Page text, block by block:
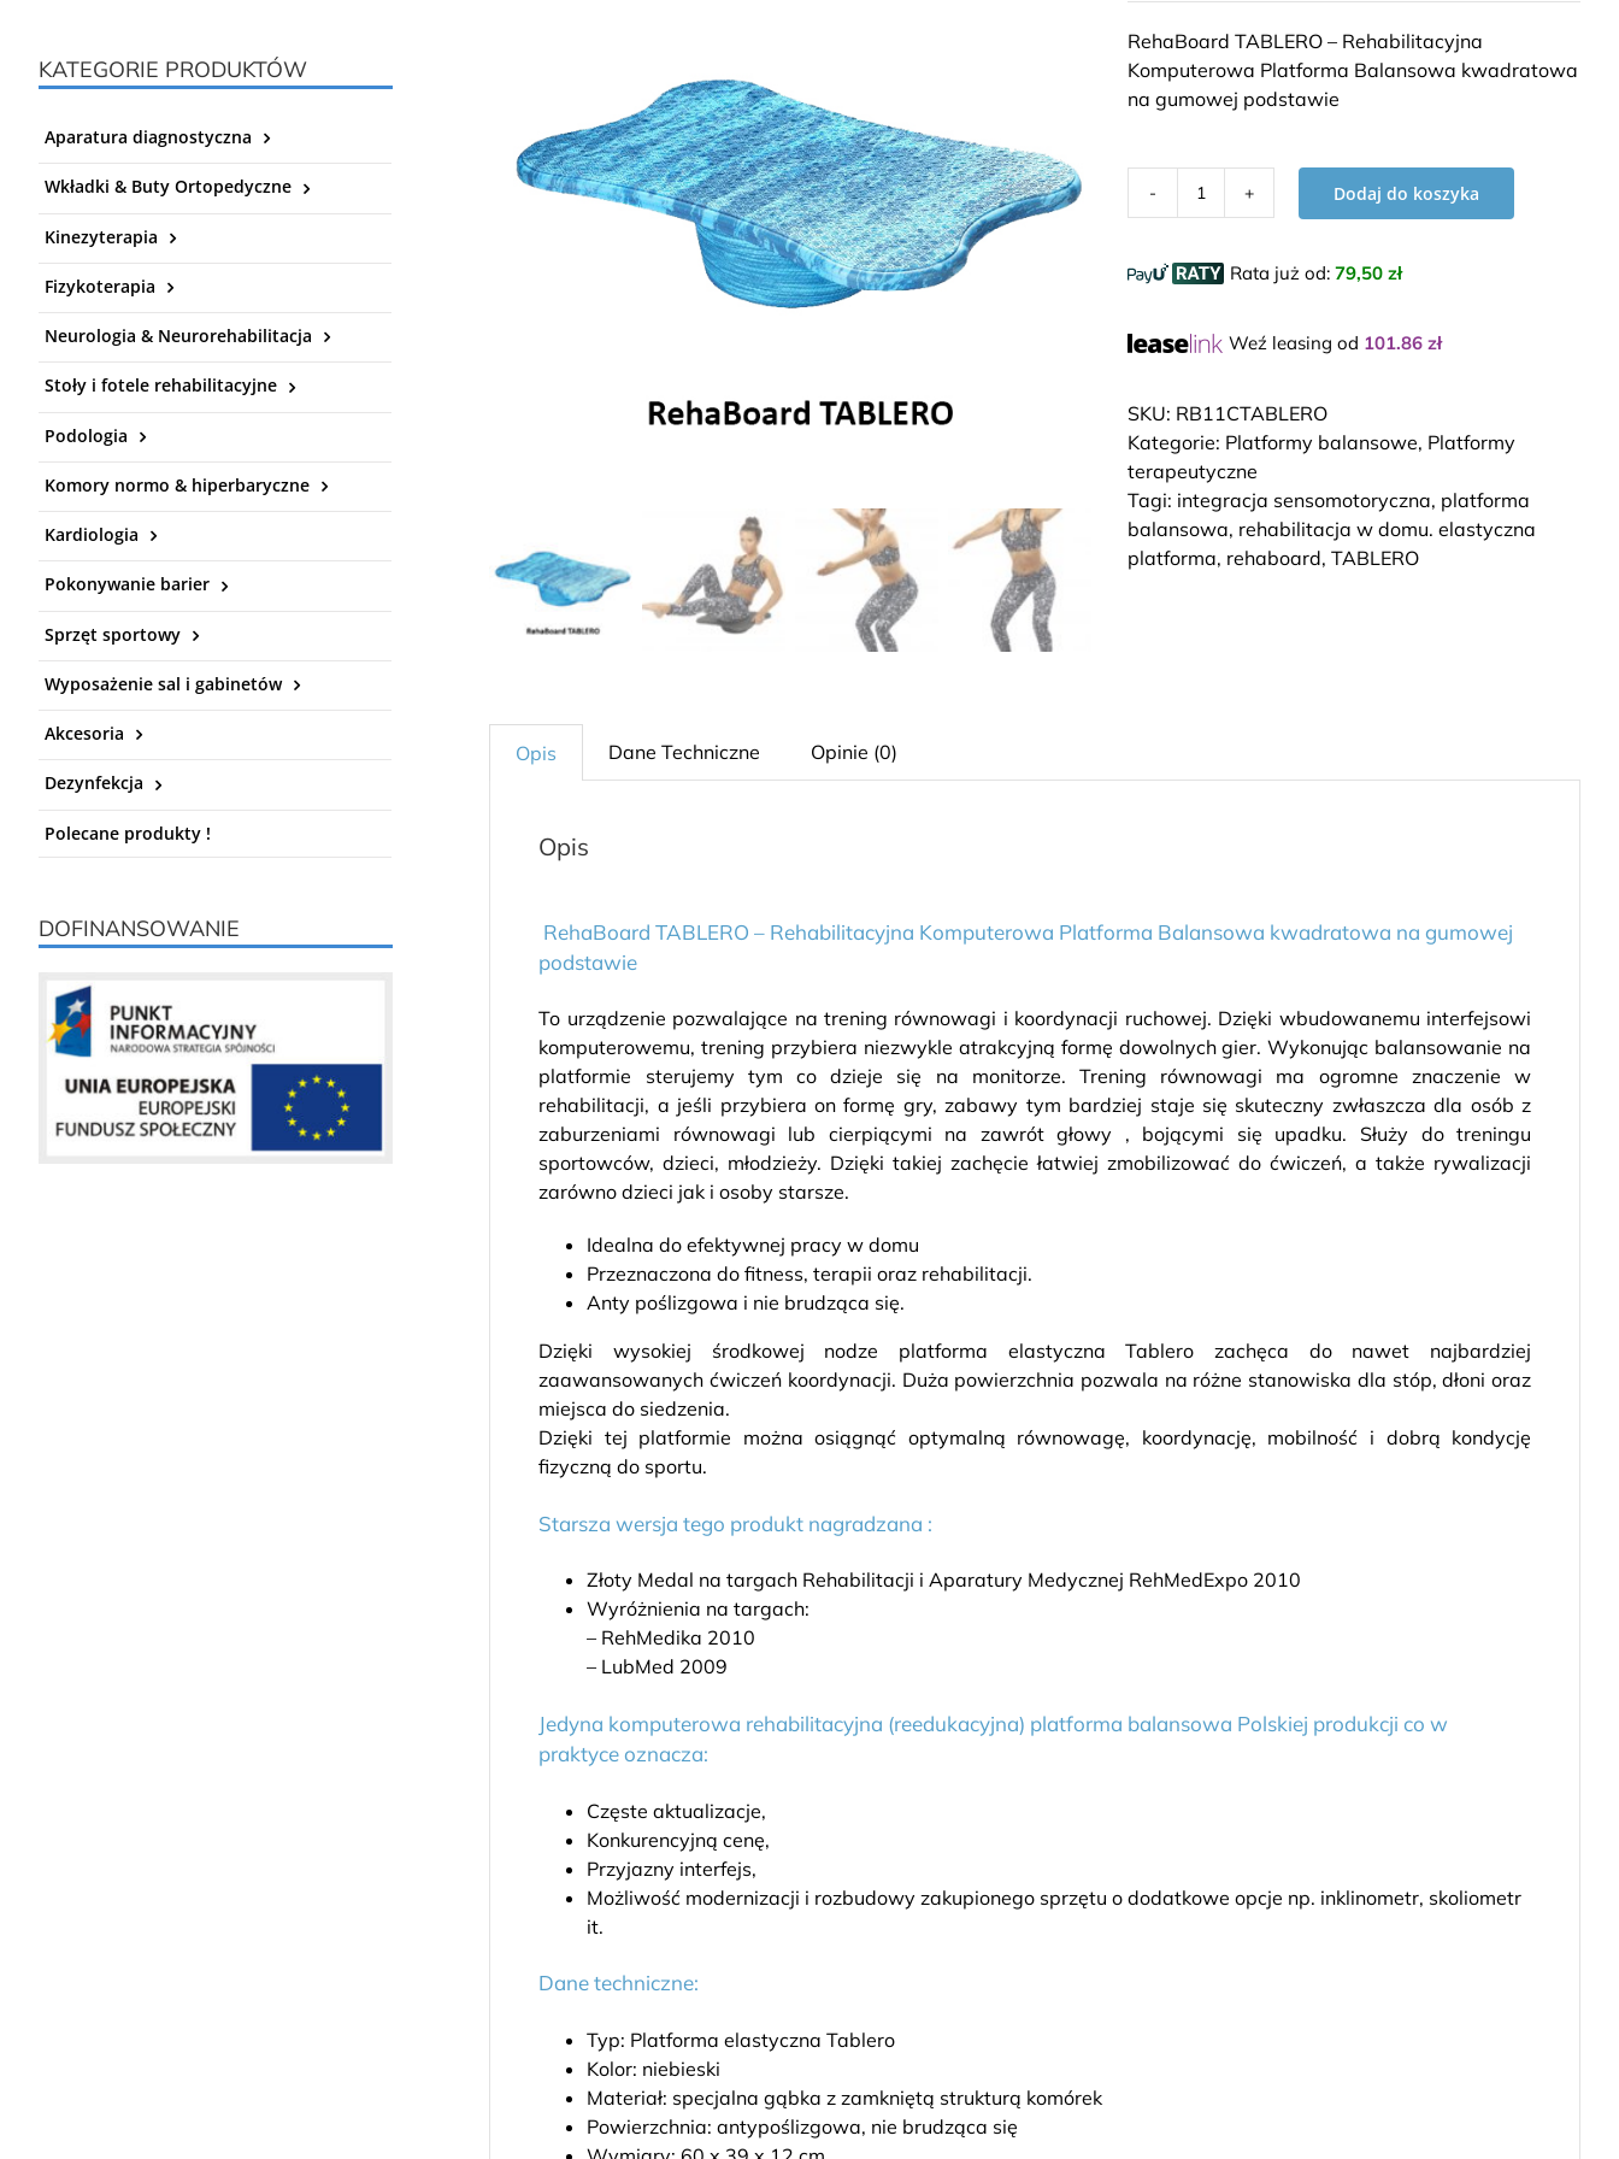
RehaBoard TABLERO – Rehabilitacyjna
Komputerowa Platforma Balansowa kwadratowa
na gumowej podstawie
ilość
TABLERO
Dodaj do koszyka
Rata już od:79,50 zł
Weź leasing od 101.86zł
SKU: RB11CTABLERO
Kategorie: Platformy balansowe, Platformy
terapeutyczne
Tagi: integracja sensomotoryczna, platforma
balansowa, rehabilitacja w domu. elastyczna
platforma, rehaboard,TABLERO
Opis Dane Techniczne Opinie (0)
Opis
RehaBoard TABLERO – Rehabilitacyjna Komputerowa Platforma Balansowa kwadratowa na gumowej
podstawie
To urządzenie pozwalające na trening równowagi i koordynacji ruchowej. Dzięki wbudowanemu interfejsowi
komputerowemu, trening przybiera niezwykle atrakcyjną formę dowolnych gier. Wykonując balansowanie na
platformie sterujemy tym co dzieje się na monitorze. Trening równowagi ma ogromne znaczenie w
rehabilitacji, a jeśli przybiera on formę gry, zabawy tym bardziej staje się skuteczny zwłaszcza dla osób z
zaburzeniami równowagi lub cierpiącymi na zawrót głowy , bojącymi się upadku. Służy do treningu
sportowców, dzieci, młodzieży. Dzięki takiej zachęcie łatwiej zmobilizować do ćwiczeń, a także rywalizacji
zarówno dzieci jak i osoby starsze.
Idealna do efektywnej pracy w domu
Przeznaczona do fitness, terapii oraz rehabilitacji.
Anty poślizgowa i nie brudząca się.
Dzięki wysokiej środkowej nodze platforma elastyczna Tablero zachęca do nawet najbardziej
zaawansowanych ćwiczeń koordynacji. Duża powierzchnia pozwala na różne stanowiska dla stóp, dłoni oraz
miejsca do siedzenia.
Dzięki tej platformie można osiągnąć optymalną równowagę, koordynację, mobilność i dobrą kondycję
fizyczną do sportu.
Starsza wersja tego produkt nagradzana :
Złoty Medal na targach Rehabilitacji i Aparatury Medycznej RehMedExpo 2010
Wyróżnienia na targach:
– RehMedika 2010
– LubMed 2009
Jedyna komputerowa rehabilitacyjna (reedukacyjna) platforma balansowa Polskiej produkcji co w
praktyce oznacza:
Częste aktualizacje,
Konkurencyjną cenę,
Przyjazny interfejs,
Możliwość modernizacji i rozbudowy zakupionego sprzętu o dodatkowe opcje np. inklinometr, skoliometr
it.
Dane techniczne:
Typ: Platforma elastyczna Tablero
Kolor: niebieski
Materiał: specjalna gąbka z zamkniętą strukturą komórek
Powierzchnia: antypoślizgowa, nie brudząca się
KATEGORIE PRODUKTÓW
Aparatura diagnostyczna
Wkładki & Buty Ortopedyczne
Kinezyterapia
Fizykoterapia
Neurologia & Neurorehabilitacja
Stoły i fotele rehabilitacyjne
Podologia
Komory normo & hiperbaryczne
Kardiologia
Pokonywanie barier
Sprzęt sportowy
Wyposażenie sal i gabinetów
Akcesoria
Dezynfekcja
Polecane produkty !
DOFINANSOWANIE